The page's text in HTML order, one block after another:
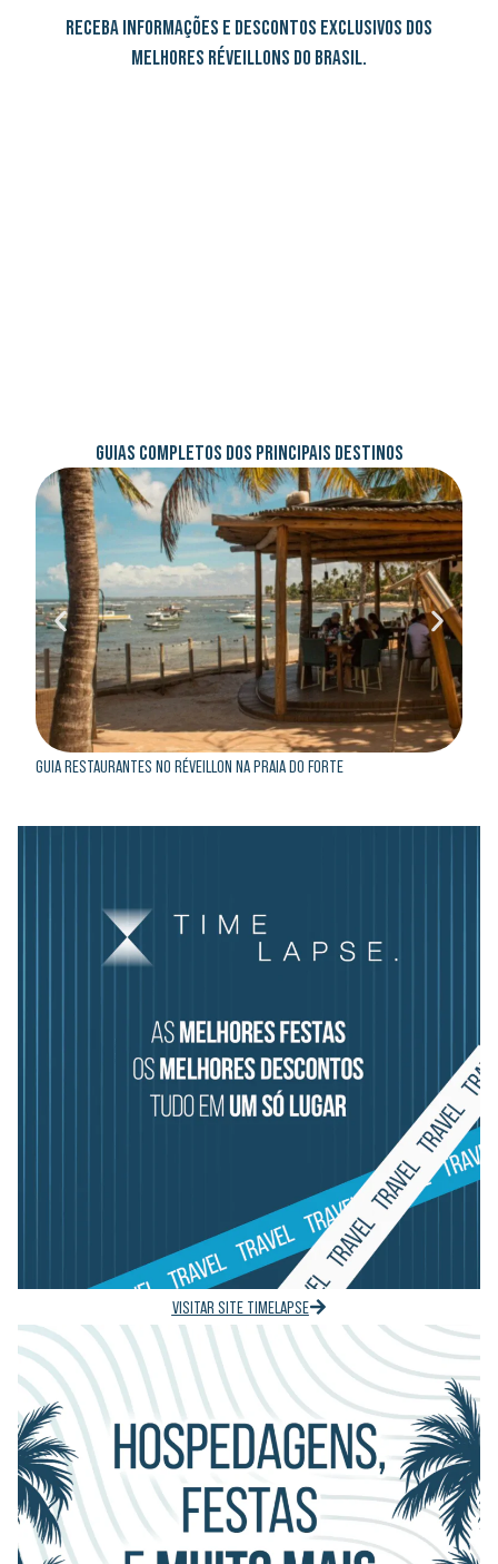
RECEBA INFORMAÇÕES E DESCONTOS EXCLUSIVOS DOS
MELHORES RÉVEILLONS DO BRASIL.
GUIAS COMPLETOS DOS PRINCIPAIS DESTINOS
GUIA RESTAURANTES NO RÉVEILLON NA PRAIA DO FORTE
VISITAR SITE TIMELAPSE